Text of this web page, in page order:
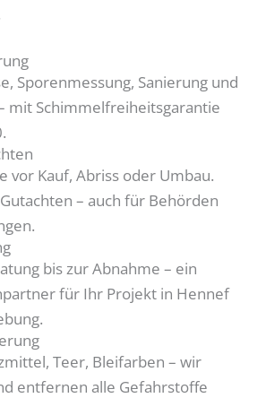
Sporenmessung, Sanierung und
mit Schimmelfreiheitsgarantie
vor Kauf, Abriss oder Umbau.
– auch für Behörden
bis zur Abnahme – ein
für Ihr Projekt in Hennef
Teer, Bleifarben – wir
entfernen alle Gefahrstoffe